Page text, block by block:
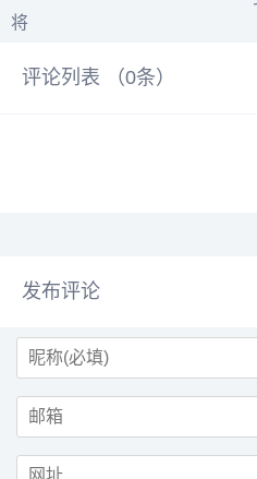
评论列表 （0条）
发布评论